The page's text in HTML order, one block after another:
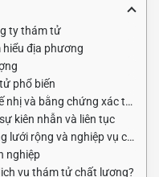
ty thám tử
địa phương
phổ biến
và bằng chứng xác thực
kiên nhẫn và liên tục
rộng và nghiệp vụ cao
nghiệp
vụ thám tử chất lượng?